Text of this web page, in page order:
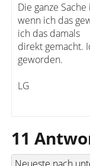
Die ganze
wenn ich das
ich das damals
direkt gemacht.
geworden.
LG
11